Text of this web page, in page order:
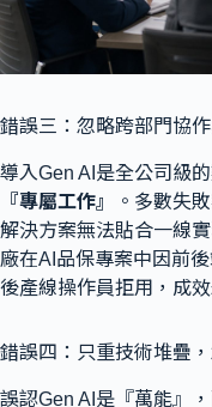
錯誤三：忽略跨部門協
導入Gen AI是全公司級
『專屬工作』
。多數失
解決方案無法貼合一線
廠在AI品保專案中因前
後產線操作員拒用，成效
錯誤四：只重技術堆疊
誤認Gen AI是『萬能』